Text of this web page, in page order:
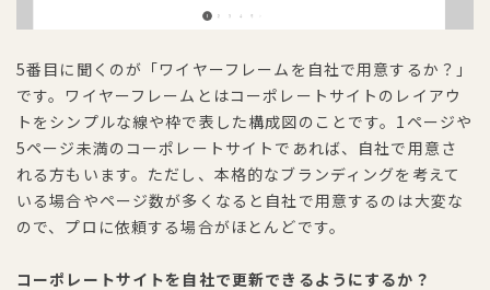
5番目に聞くのが「ワイヤーフレームを自社で用意するか？」
です。ワイヤーフレームとはコーポレートサイトのレイアウ
トをシンプルな線や枠で表した構成図のことです。1ページや
5ページ未満のコーポレートサイトであれば、自社で用意さ
れる方もいます。ただし、本格的なブランディングを考えて
いる場合やページ数が多くなると自社で用意するのは大変な
ので、プロに依頼する場合がほとんどです。
コーポレートサイトを自社で更新できるようにするか？